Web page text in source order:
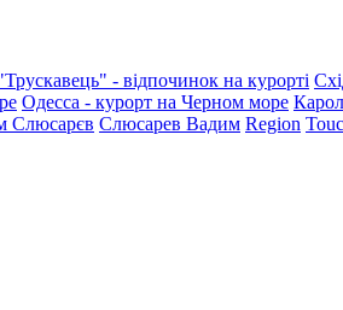
- відпочинок на курорті
Одесса - курорт на Черном море
Слюсарєв Слюсарев Вадим Region